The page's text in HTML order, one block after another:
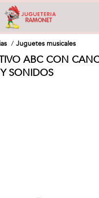
Juguetes musicales
ABC CON
SONIDOS